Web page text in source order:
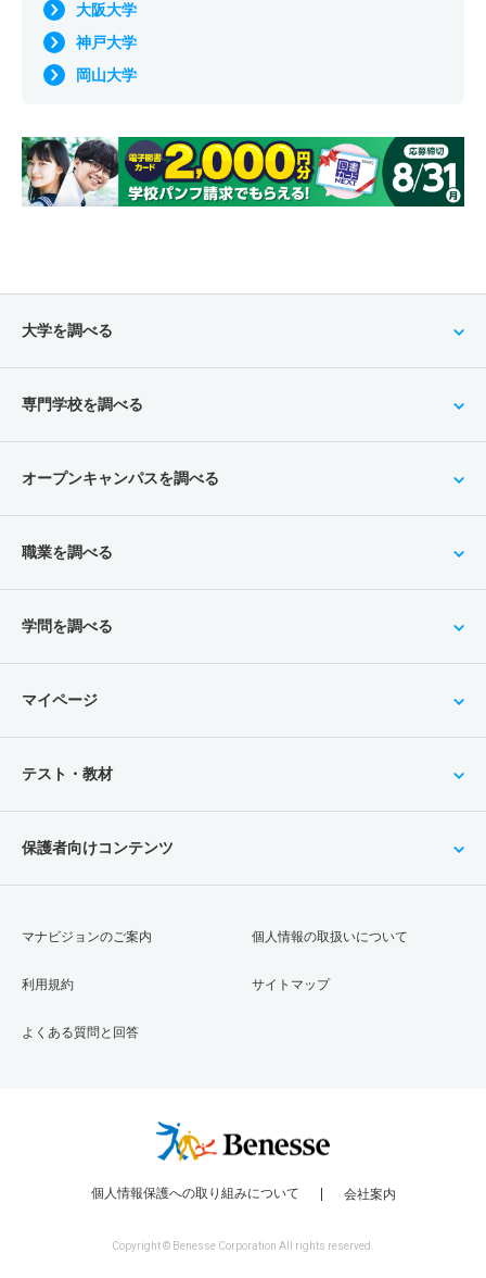
大阪大学
神戸大学
岡山大学
大学を調べる
専門学校を調べる
オープンキャンパスを調べる
職業を調べる
学問を調べる
マイページ
テスト・教材
保護者向けコンテンツ
マナビジョンのご案内
利用規約
よくある質問と回答
個人情報の取扱いについて
サイトマップ
個人情報保護への取り組みについて 会社案内
Copyright © Benesse Corporation All rights reserved.